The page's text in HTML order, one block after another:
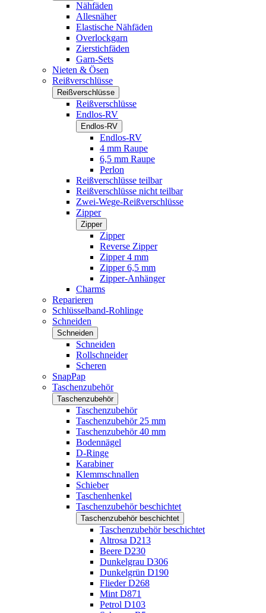
Nähfäden
Allesnäher
Elastische Nähfäden
Overlockgarn
Zierstichfäden
Garn-Sets
Nieten & Ösen
Reißverschlüsse
Reißverschlüsse
Reißverschlüsse
Endlos-RV
Endlos-RV
Endlos-RV
4 mm Raupe
6,5 mm Raupe
Perlon
Reißverschlüsse teilbar
Reißverschlüsse nicht teilbar
Zwei-Wege-Reißverschlüsse
Zipper
Zipper
Zipper
Reverse Zipper
Zipper 4 mm
Zipper 6,5 mm
Zipper-Anhänger
Charms
Reparieren
Schlüsselband-Rohlinge
Schneiden
Schneiden
Schneiden
Rollschneider
Scheren
SnapPap
Taschenzubehör
Taschenzubehör
Taschenzubehör
Taschenzubehör 25 mm
Taschenzubehör 40 mm
Bodennägel
D-Ringe
Karabiner
Klemmschnallen
Schieber
Taschenhenkel
Taschenzubehör beschichtet
Taschenzubehör beschichtet
Taschenzubehör beschichtet
Altrosa D213
Beere D230
Dunkelgrau D306
Dunkelgrün D190
Flieder D268
Mint D871
Petrol D103